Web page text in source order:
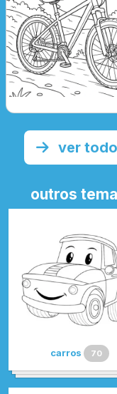
ver
outros
carros 70